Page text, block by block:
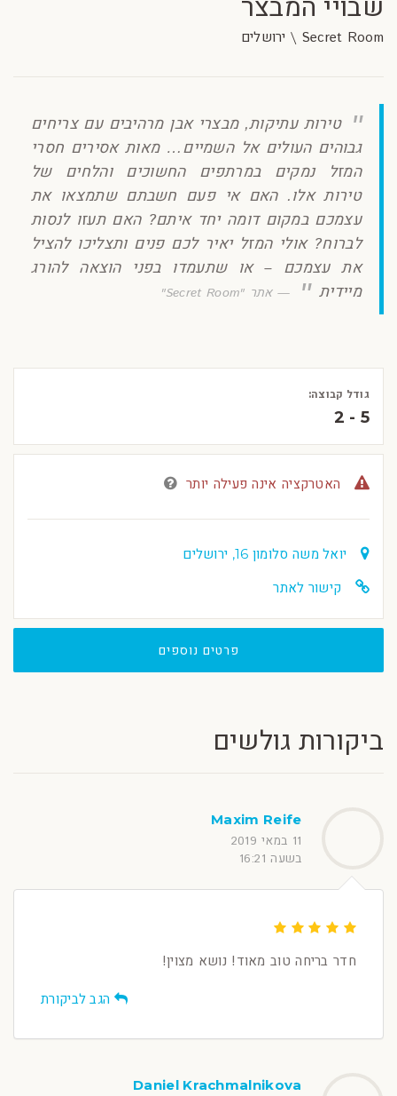
שבויי המבצר
Secret Room \ ירושלים
טירות עתיקות, מבצרי אבן מרהיבים עם צריחים
גבוהים העולים אל השמיים… מאות אסירים חסרי
המזל נמקים במרתפים החשוכים והלחים של
טירות אלו. האם אי פעם חשבתם שתמצאו את
עצמכם במקום דומה יחד איתם? האם תעזו לנסות
לברוח? אולי המזל יאיר לכם פנים ותצליכו להציל
את עצמכם – או שתעמדו בפני הוצאה להורג
מיידית
אתר "Secret Room"
גודל קבוצה:
2 - 5
האטרקציה אינה פעילה יותר
יואל משה סלומון 16, ירושלים
קישור לאתר
פרטים נוספים
ביקורות גולשים
Maxim Reife
11 במאי 2019
בשעה 16:21
חדר בריחה טוב מאוד! נושא מצוין!
הגב לביקורת
Daniel Krachmalnikova